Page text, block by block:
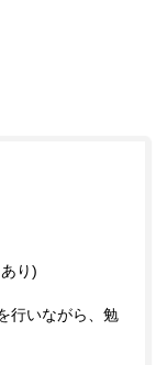
り)
行いながら、勉